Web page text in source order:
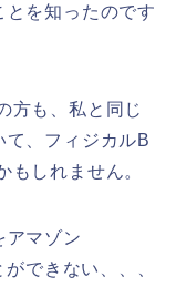
を知ったのです
方も、私と同じ
て、フィジカルB
もしれません。
アマゾン
できない、、、